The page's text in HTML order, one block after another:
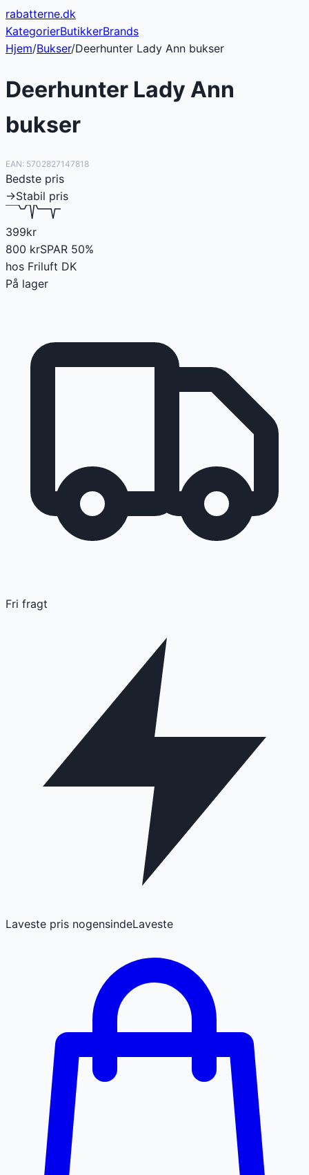
rabatterne.dk
KategorierButikkerBrands
Hjem/Bukser/Deerhunter Lady Ann bukser
Deerhunter Lady Ann
bukser
EAN: 5702827147818
Bedste pris
→Stabil pris
399kr
800 krSPAR 50%
hos Friluft DK
På lager
Fri fragt
Laveste pris nogensindeLaveste